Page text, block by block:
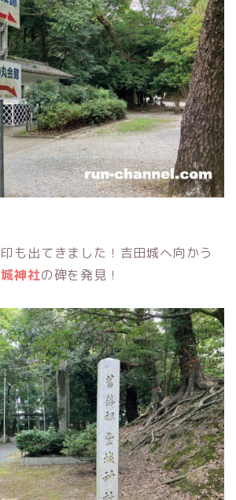
も出てきました！吉田城へ向かう
神社の碑を発見！